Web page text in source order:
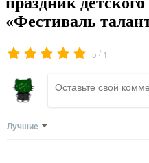
«Фестиваль
5 / 1
Лучшие